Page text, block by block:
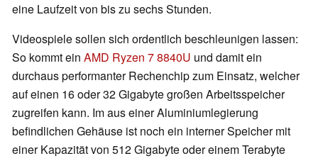
eine Laufzeit von bis zu sechs Stunden.
Videospiele sollen sich ordentlich beschleunigen lassen:
So kommt ein AMD Ryzen 7 8840U und damit ein
durchaus performanter Rechenchip zum Einsatz, welcher
auf einen 16 oder 32 Gigabyte großen Arbeitsspeicher
zugreifen kann. Im aus einer Aluminiumlegierung
befindlichen Gehäuse ist noch ein interner Speicher mit
einer Kapazität von 512 Gigabyte oder einem Terabyte